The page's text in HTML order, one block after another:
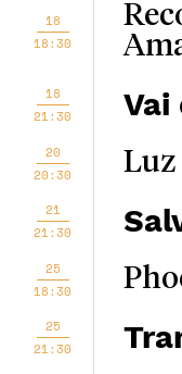
18
18:30
18
21:30
Vai
20
20:30
Luz
21
21:30
25
18:30
25
21:30